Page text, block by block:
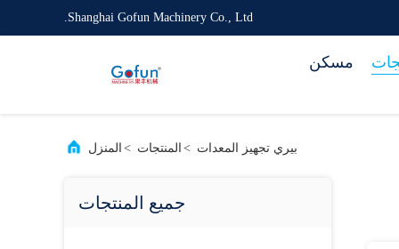
Shanghai Gofun Machinery Co., Ltd.
مسكن
المنزل > المنتجات > بيري تجهيز المعدات
جميع المنتجات